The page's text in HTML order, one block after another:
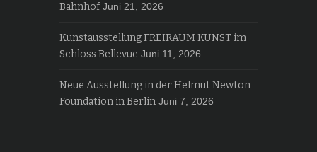
Bahnhof Juni 21, 2026
Kunstausstellung FREIRAUM KUNST im
Schloss Bellevue Juni 11, 2026
Neue Ausstellung in der Helmut Newton
Foundation in Berlin Juni 7, 2026